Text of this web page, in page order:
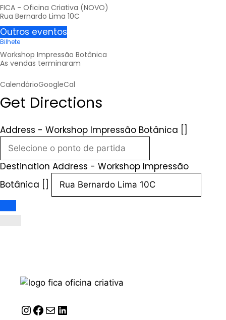
FICA - Oficina Criativa (NOVO)
Rua Bernardo Lima 10C
Outros eventos
Bilhete
Workshop Impressão Botânica
As vendas terminaram
CalendárioGoogleCal
Get Directions
Address - Workshop Impressão Botânica []
Destination Address - Workshop Impressão
Botânica []
Instagram
Facebook
Correio
LinkedIn